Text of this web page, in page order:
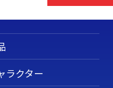
ラクター